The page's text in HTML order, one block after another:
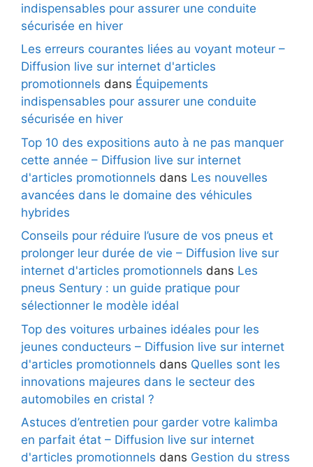
indispensables pour assurer une conduite
sécurisée en hiver
Les erreurs courantes liées au voyant moteur –
Diffusion live sur internet d'articles
promotionnels dans Équipements
indispensables pour assurer une conduite
sécurisée en hiver
Top 10 des expositions auto à ne pas manquer
cette année – Diffusion live sur internet
d'articles promotionnels dans Les nouvelles
avancées dans le domaine des véhicules
hybrides
Conseils pour réduire l’usure de vos pneus et
prolonger leur durée de vie – Diffusion live sur
internet d'articles promotionnels dans Les
pneus Sentury : un guide pratique pour
sélectionner le modèle idéal
Top des voitures urbaines idéales pour les
jeunes conducteurs – Diffusion live sur internet
d'articles promotionnels dans Quelles sont les
innovations majeures dans le secteur des
automobiles en cristal ?
Astuces d’entretien pour garder votre kalimba
en parfait état – Diffusion live sur internet
d'articles promotionnels dans Gestion du stress